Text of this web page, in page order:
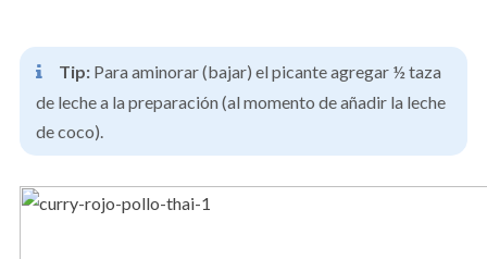
Tip:Para aminorar (bajar) el picante agregar ½ taza
de leche a la preparación (al momento de añadir la leche
de coco).